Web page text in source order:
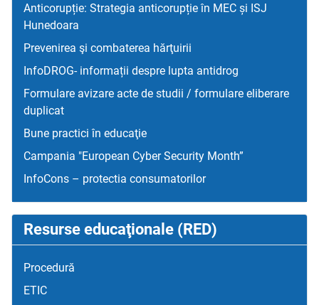
Anticorupție: Strategia anticorupție în MEC și ISJ
Hunedoara
Prevenirea şi combaterea hărţuirii
InfoDROG- informații despre lupta antidrog
Formulare avizare acte de studii / formulare eliberare
duplicat
Bune practici în educaţie
Campania "European Cyber Security Month”
InfoCons – protectia consumatorilor
Resurse educaţionale (RED)
Procedură
ETIC